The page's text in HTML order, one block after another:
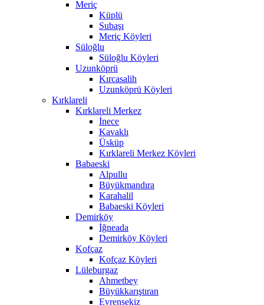
Meriç
Küplü
Subaşı
Meriç Köyleri
Süloğlu
Süloğlu Köyleri
Uzunköprü
Kırcasalih
Uzunköprü Köyleri
Kırklareli
Kırklareli Merkez
İnece
Kavaklı
Üsküp
Kırklareli Merkez Köyleri
Babaeski
Alpullu
Büyükmandıra
Karahalil
Babaeski Köyleri
Demirköy
İğneada
Demirköy Köyleri
Kofçaz
Kofçaz Köyleri
Lüleburgaz
Ahmetbey
Büyükkarıştıran
Evrensekiz